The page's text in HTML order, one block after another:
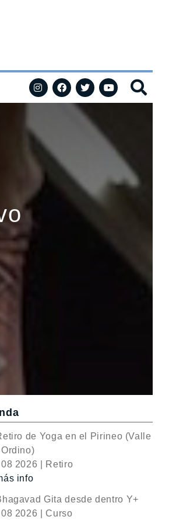
de Yoga en el Pirineo (Valle
2026 | Retiro
info
Gita desde dentro Y+
2026 | Curso